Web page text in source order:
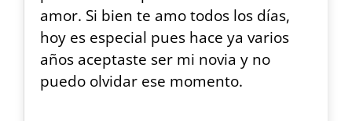
amor. Si bien te amo todos los días,
hoy es especial pues hace ya varios
años aceptaste ser mi novia y no
puedo olvidar ese momento.